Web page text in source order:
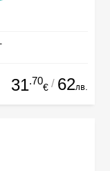
31.70
€ / 62лв.